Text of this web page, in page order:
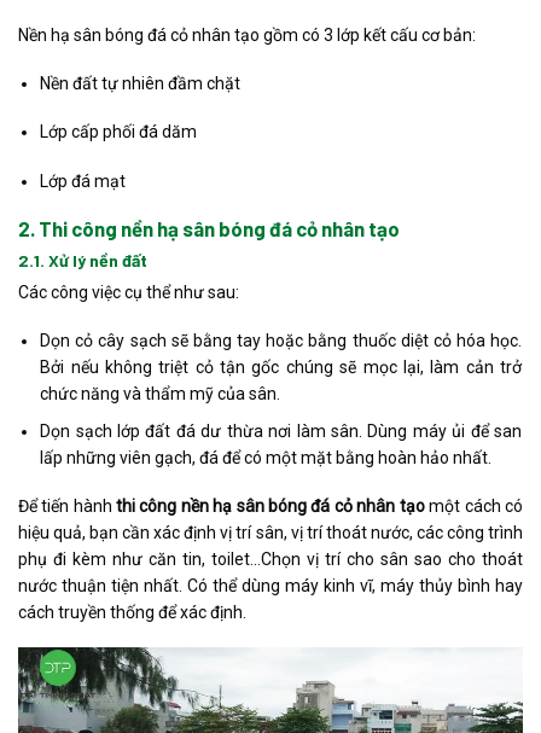
Nền hạ sân bóng đá cỏ nhân tạo gồm có 3 lớp kết cấu cơ bản:
Nền đất tự nhiên đầm chặt
Lớp cấp phối đá dăm
Lớp đá mạt
2. Thi công nền hạ sân bóng đá cỏ nhân tạo
2.1. Xử lý nền đất
Các công việc cụ thể như sau:
Dọn cỏ cây sạch sẽ bằng tay hoặc bằng thuốc diệt cỏ hóa học.
Bởi nếu không triệt cỏ tận gốc chúng sẽ mọc lại, làm cản trở
chức năng và thẩm mỹ của sân.
Dọn sạch lớp đất đá dư thừa nơi làm sân. Dùng máy ủi để san
lấp những viên gạch, đá để có một mặt bằng hoàn hảo nhất.
Để tiến hành thi công nền hạ sân bóng đá cỏ nhân tạomột cách có
hiệu quả, bạn cần xác định vị trí sân, vị trí thoát nước, các công trình
phụ đi kèm như căn tin, toilet…Chọn vị trí cho sân sao cho thoát
nước thuận tiện nhất. Có thể dùng máy kinh vĩ, máy thủy bình hay
cách truyền thống để xác định.